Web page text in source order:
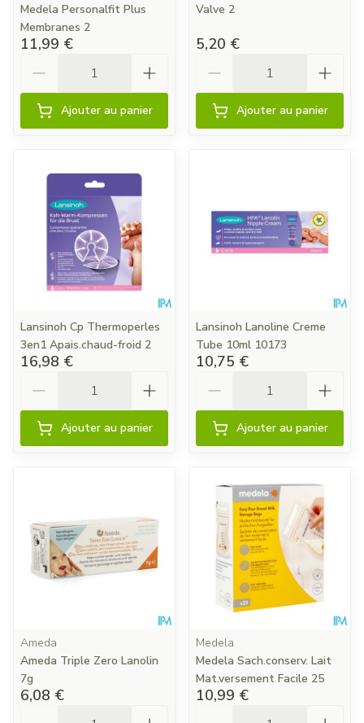
Medela Personalfit Plus
Membranes 2
11,99 €
Ajouter au panier
Valve 2
5,20 €
Ajouter au panier
Lansinoh Cp Thermoperles
3en1 Apais.chaud-froid 2
16,98 €
Ajouter au panier
Lansinoh Lanoline Creme
Tube 10ml 10173
10,75 €
Ajouter au panier
Ameda
Ameda Triple Zero Lanolin
7g
6,08 €
Medela
Medela Sach.conserv. Lait
Mat.versement Facile 25
10,99 €